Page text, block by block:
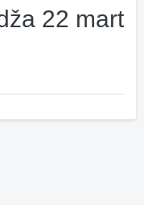
22 mart